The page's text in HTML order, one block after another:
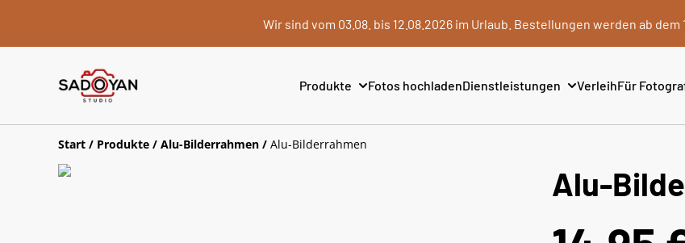
Wir sind vom 03.08. bis 12.08.2026 im Urlaub. Bestellungen werden ab dem
Produkte Fotos hochladenDienstleistungen VerleihFür
Start / Produkte / Alu-Bilderrahmen / Alu-Bilderrahmen
Alu-